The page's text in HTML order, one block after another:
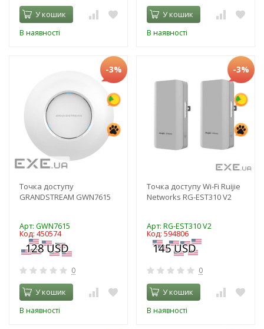
У кошик
В наявності
У кошик
В наявності
-3%
Точка доступу
GRANDSTREAM GWN7615
Арт: GWN7615
Код: 450574
0
У кошик
В наявності
-3%
Точка доступу Wi-Fi Ruijie
Networks RG-EST310 V2
Арт: RG-EST310 V2
Код: 594806
0
У кошик
В наявності